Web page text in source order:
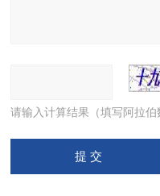
请输入计算结果（填写阿拉